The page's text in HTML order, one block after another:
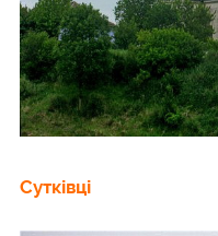
Сутківці